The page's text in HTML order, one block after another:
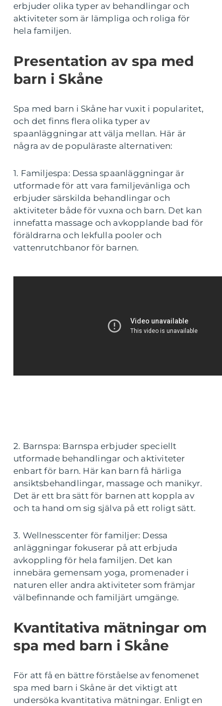
erbjuder olika typer av behandlingar och
aktiviteter som är lämpliga och roliga för
hela familjen.
Presentation av spa med
barn i Skåne
Spa med barn i Skåne har vuxit i popularitet,
och det finns flera olika typer av
spaanläggningar att välja mellan. Här är
några av de populäraste alternativen:
1. Familjespa: Dessa spaanläggningar är
utformade för att vara familjevänliga och
erbjuder särskilda behandlingar och
aktiviteter både för vuxna och barn. Det kan
innefatta massage och avkopplande bad för
föräldrarna och lekfulla pooler och
vattenrutchbanor för barnen.
2. Barnspa: Barnspa erbjuder speciellt
utformade behandlingar och aktiviteter
enbart för barn. Här kan barn få härliga
ansiktsbehandlingar, massage och manikyr.
Det är ett bra sätt för barnen att koppla av
och ta hand om sig själva på ett roligt sätt.
3. Wellnesscenter för familjer: Dessa
anläggningar fokuserar på att erbjuda
avkoppling för hela familjen. Det kan
innebära gemensam yoga, promenader i
naturen eller andra aktiviteter som främjar
välbefinnande och familjärt umgänge.
Kvantitativa mätningar om
spa med barn i Skåne
För att få en bättre förståelse av fenomenet
spa med barn i Skåne är det viktigt att
undersöka kvantitativa mätningar. Enligt en